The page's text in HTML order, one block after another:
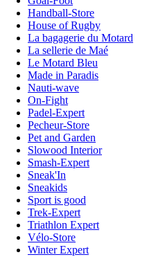
Handball-Store
House of Rugby
La bagagerie du Motard
La sellerie de Maé
Le Motard Bleu
Made in Paradis
Nauti-wave
On-Fight
Padel-Expert
Pecheur-Store
Pet and Garden
Slowood Interior
Smash-Expert
Sneak'In
Sneakids
Sport is good
Trek-Expert
Triathlon Expert
Vélo-Store
Winter Expert